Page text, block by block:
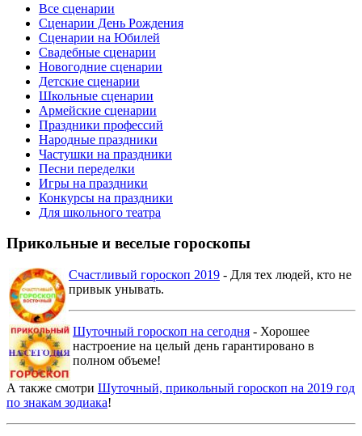
Все сценарии
Сценарии День Рождения
Сценарии на Юбилей
Свадебные сценарии
Новогодние сценарии
Детские сценарии
Школьные сценарии
Армейские сценарии
Праздники профессий
Народные праздники
Частушки на праздники
Песни переделки
Игры на праздники
Конкурсы на праздники
Для школьного театра
Прикольные и веселые гороскопы
Счастливый гороскоп 2019 - Для тех людей, кто не
привык унывать.
Шуточный гороскоп на сегодня - Хорошее
настроение на целый день гарантировано в
полном объеме!
А также смотри Шуточный, прикольный гороскоп на 2019 год
по знакам зодиака!